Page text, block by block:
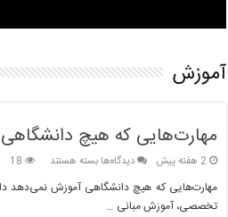
آموزش
مهارت‌هایی که هیچ
2 هفته پیش دیدگاه‌هابرای
مهارت‌هایی
که
بسته هستند 18
مهارت‌هایی که هیچ دانشگاهی آموزش نمی‌دهد
تخصصی، آموزش مبانی …